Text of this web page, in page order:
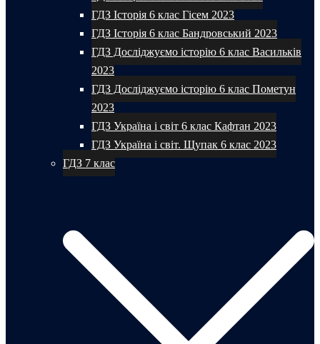
ГДЗ Історія 6 клас Гісем 2023
ГДЗ Історія 6 клас Бандровський 2023
ГДЗ Досліджуємо історію 6 клас Васильків
2023
ГДЗ Досліджуємо історію 6 клас Пометун
2023
ГДЗ Україна і світ 6 клас Кафтан 2023
ГДЗ Україна і світ. Щупак 6 клас 2023
ГДЗ 7 клас